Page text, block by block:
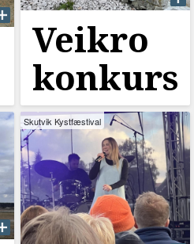
Veikro
konkurs
Skutvik Kystfæstival